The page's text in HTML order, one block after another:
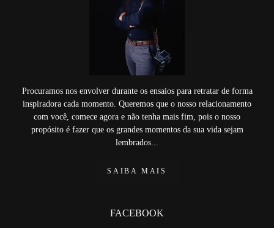
Procuramos nos envolver durante os ensaios para retratar de forma
inspiradora cada momento. Queremos que o nosso relacionamento
com você, comece agora e não tenha mais fim, pois o nosso
propósito é fazer que os grandes momentos da sua vida sejam
lembrados...
SAIBA MAIS
FACEBOOK